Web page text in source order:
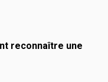
reconnaître une